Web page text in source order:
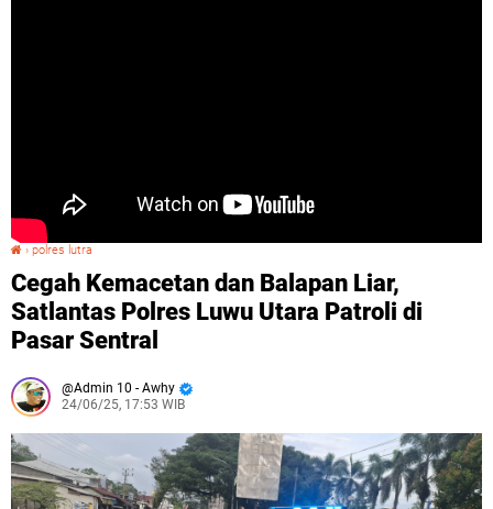
› polres lutra
Cegah Kemacetan dan Balapan Liar,
Satlantas Polres Luwu Utara Patroli di
Pasar Sentral
Admin 10 - Awhy
24/06/25, 17:53 WIB